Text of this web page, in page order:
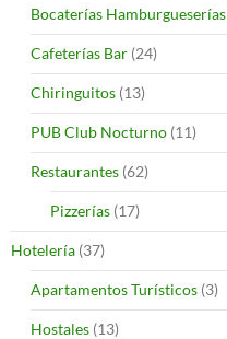
Bocaterías Hamburgueserías
Cafeterías Bar (24)
Chiringuitos (13)
PUB Club Nocturno (11)
Restaurantes (62)
Pizzerías (17)
Hotelería (37)
Apartamentos Turísticos (3)
Hostales (13)